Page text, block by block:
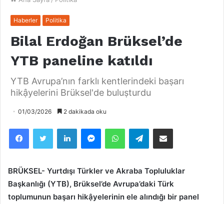
Haberler Politika
Bilal Erdoğan Brüksel’de
YTB paneline katıldı
YTB Avrupa’nın farklı kentlerindeki baṣarı
hikậyelerini Brüksel'de buluṣturdu
01/03/2026 2 dakikada oku
Telegram
BRÜKSEL- Yurtdışı Türkler ve Akraba Topluluklar
Başkanlığı (YTB), Brüksel’de Avrupa’daki Türk
toplumunun başarı hikậyelerinin ele alındığı bir panel